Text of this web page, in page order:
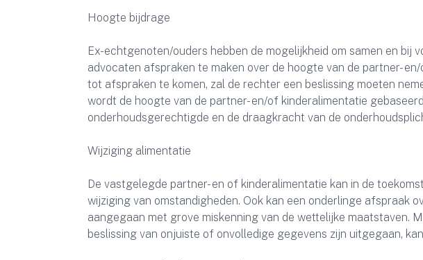
Hoogte bijdrage
Ex-echtgenoten/ouders hebben de mogelijkheid om samen en bij
advocaten afspraken te maken over de hoogte van de partner-
tot afspraken te komen, zal de rechter een beslissing moeten
wordt de hoogte van de partner- en/of kinderalimentatie
onderhoudsgerechtigde en de draagkracht van de
Wijziging alimentatie
De vastgelegde partner- en of kinderalimentatie kan in de
wijziging van omstandigheden. Ook kan een onderlinge afspraak
aangegaan met grove miskenning van de wettelijke maatstaven.
beslissing van onjuiste of onvolledige gegevens zijn uitgegaan,